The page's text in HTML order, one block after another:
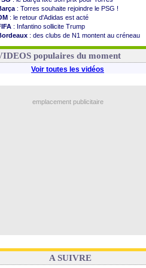
: Torres souhaite rejoindre le PSG !
: le retour d'Adidas est acté
: Infantino sollicite Trump
: des clubs de N1 montent au créneau
: le démenti de Leipzig pour Diomandé
populaires du moment
Voir toutes les vidéos
emplacement publicitaire
A SUIVRE